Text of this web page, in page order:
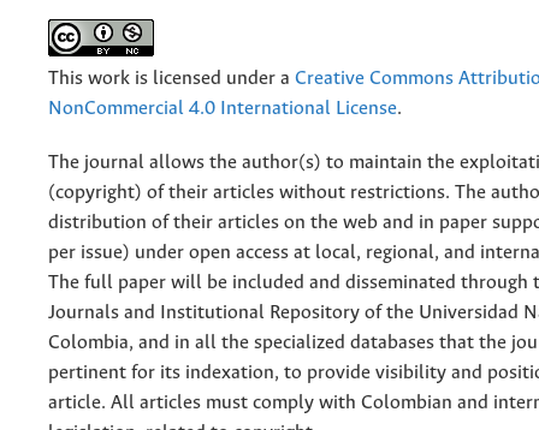
This work is licensed under a Creative Commons
NonCommercial 4.0 International License.
The journal allows the author(s) to maintain the
(copyright) of their articles without restrictions. The
distribution of their articles on the web and in paper
per issue) under open access at local, regional, and
The full paper will be included and disseminated through
Journals and Institutional Repository of the Universidad
Colombia, and in all the specialized databases that the
pertinent for its indexation, to provide visibility and
article. All articles must comply with Colombian and